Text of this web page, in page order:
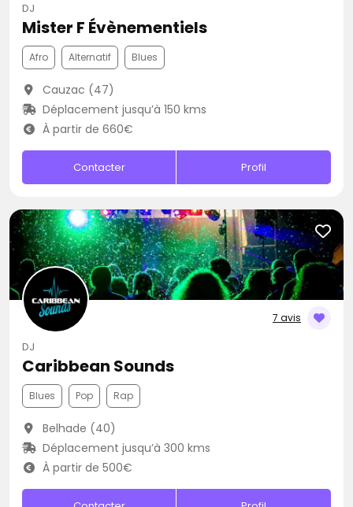
DJ
Mister F Évènementiels
Afro Alternatif Blues
Cauzac (47)
Déplacement jusqu’à 150 kms
À partir de 660€
Contacter Profil
7 avis
DJ
Caribbean Sounds
Blues Pop Rap
Belhade (40)
Déplacement jusqu’à 300 kms
À partir de 500€